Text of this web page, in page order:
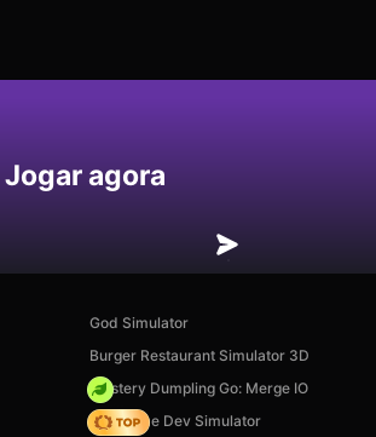
Jogar agora
God Simulator
Burger Restaurant Simulator 3D
Mystery Dumpling Go: Merge IO
Idle Game Dev Simulator